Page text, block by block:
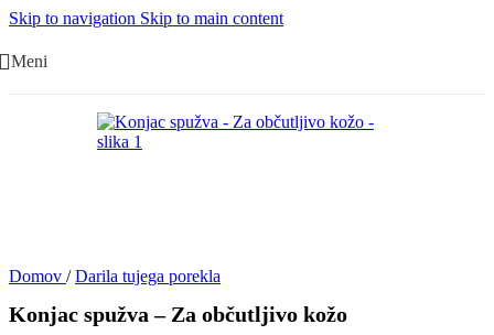
Skip to navigation Skip to main content
Meni
Domov / Darila tujega porekla
Konjac spužva – Za občutljivo kožo